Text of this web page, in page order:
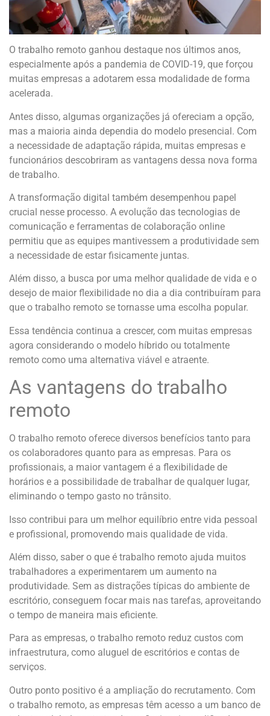
O trabalho remoto ganhou destaque nos últimos anos,
especialmente após a pandemia de COVID-19, que forçou
muitas empresas a adotarem essa modalidade de forma
acelerada.
Antes disso, algumas organizações já ofereciam a opção,
mas a maioria ainda dependia do modelo presencial. Com
a necessidade de adaptação rápida, muitas empresas e
funcionários descobriram as vantagens dessa nova forma
de trabalho.
A transformação digital também desempenhou papel
crucial nesse processo. A evolução das tecnologias de
comunicação e ferramentas de colaboração online
permitiu que as equipes mantivessem a produtividade sem
a necessidade de estar fisicamente juntas.
Além disso, a busca por uma melhor qualidade de vida e o
desejo de maior flexibilidade no dia a dia contribuíram para
que o trabalho remoto se tornasse uma escolha popular.
Essa tendência continua a crescer, com muitas empresas
agora considerando o modelo híbrido ou totalmente
remoto como uma alternativa viável e atraente.
As vantagens do trabalho
remoto
O trabalho remoto oferece diversos benefícios tanto para
os colaboradores quanto para as empresas. Para os
profissionais, a maior vantagem é a flexibilidade de
horários e a possibilidade de trabalhar de qualquer lugar,
eliminando o tempo gasto no trânsito.
Isso contribui para um melhor equilíbrio entre vida pessoal
e profissional, promovendo mais qualidade de vida.
Além disso, saber o que é trabalho remoto ajuda muitos
trabalhadores a experimentarem um aumento na
produtividade. Sem as distrações típicas do ambiente de
escritório, conseguem focar mais nas tarefas, aproveitando
o tempo de maneira mais eficiente.
Para as empresas, o trabalho remoto reduz custos com
infraestrutura, como aluguel de escritórios e contas de
serviços.
Outro ponto positivo é a ampliação do recrutamento. Com
o trabalho remoto, as empresas têm acesso a um banco de